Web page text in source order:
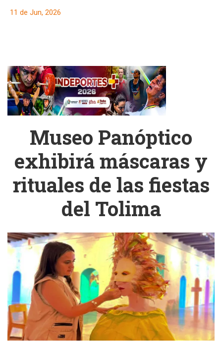
11 de Jun, 2026
Museo Panóptico
exhibirá máscaras y
rituales de las fiestas
del Tolima